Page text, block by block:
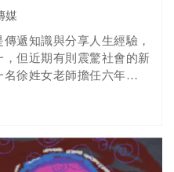
媒
遞知識與分享人生經驗，
但近期有則震驚社會的新
徐姓女老師擔任六年級班
剛從小學畢業的男學生當
6月徒刑。